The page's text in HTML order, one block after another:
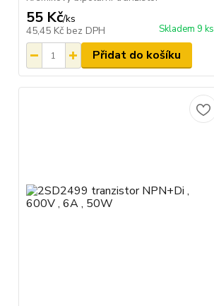
55 Kč/ks
45,45 Kč bez DPH Skladem 9 ks
Přidat do košíku